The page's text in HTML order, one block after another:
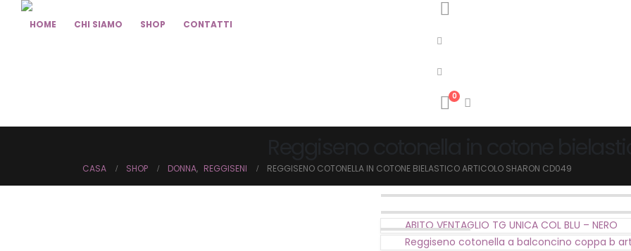
HOME CHI SIAMO SHOP CONTATTI
0
CASA SHOP DONNA, REGGISENI REGGISENO COTONELLA IN COTONE BIELASTICO ARTICOLO SHARON CD049
ABITO VENTAGLIO TG UNICA COL BLU – NERO
Reggiseno cotonella a balconcino coppa b